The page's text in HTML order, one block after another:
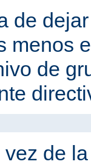
de
menos
de
vez de